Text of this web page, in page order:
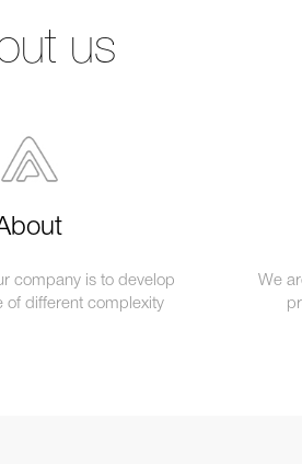
us
company is to develop
of different complexity
We